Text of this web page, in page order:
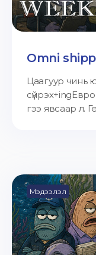
Omni
Цаагуур чинь
гээ явсаар л.
Мэдээлэл